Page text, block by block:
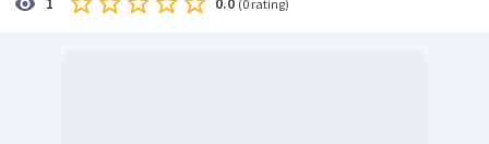
(0 rating)